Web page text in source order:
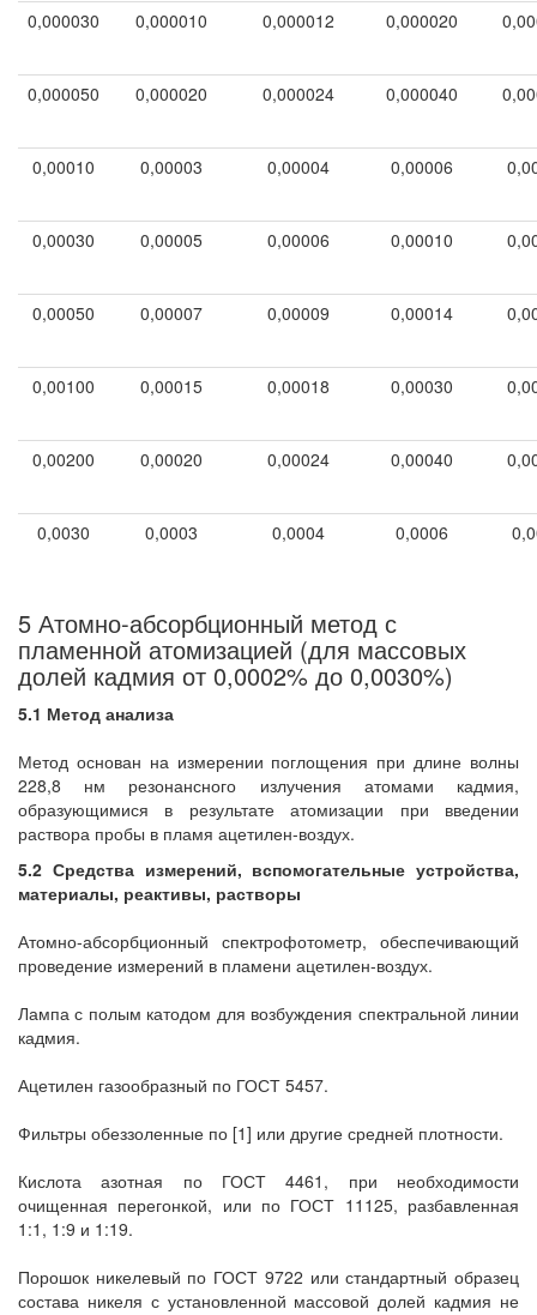
0,000030 0,000010 0,000012 0,000020
0,000050 0,000020 0,000024 0,000040
0,00010 0,00003 0,00004 0,00006
0,00030 0,00005 0,00006 0,00010
0,00050 0,00007 0,00009 0,00014
0,00100 0,00015 0,00018 0,00030
0,00200 0,00020 0,00024 0,00040
0,0030 0,0003 0,0004 0,0006
5 Атомно-абсорбционный метод с
пламенной атомизацией (для массовых
долей кадмия от 0,0002% до 0,0030%)
5.1 Метод анализа
Метод основан на измерении поглощения при длине волны
228,8 нм резонансного излучения атомами кадмия,
образующимися в результате атомизации при введении
раствора пробы в пламя ацетилен-воздух.
5.2 Средства измерений, вспомогательные устройства,
материалы, реактивы, растворы
Атомно-абсорбционный спектрофотометр, обеспечивающий
проведение измерений в пламени ацетилен-воздух.
Лампа с полым катодом для возбуждения спектральной линии
кадмия.
Ацетилен газообразный по ГОСТ 5457.
Фильтры обеззоленные по [1] или другие средней плотности.
Кислота азотная по ГОСТ 4461, при необходимости
очищенная перегонкой, или по ГОСТ 11125, разбавленная
1:1, 1:9 и 1:19.
Порошок никелевый по ГОСТ 9722 или стандартный образец
состава никеля с установленной массовой долей кадмия не